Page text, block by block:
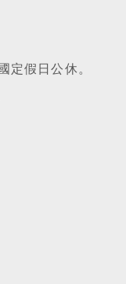
定假日公休。